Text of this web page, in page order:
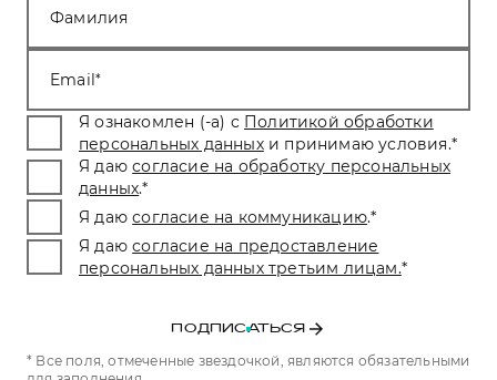
Фамилия
Email
Я ознакомлен (-а) с Политикой обработки
персональных данных и принимаю условия.*
Я даю согласие на обработку персональных
данных.*
Я даю согласие на коммуникацию.*
Я даю согласие на предоставление
персональных данных третьим лицам.*
ПОДПИСАТЬСЯ
* Все поля, отмеченные звездочкой, являются обязательными